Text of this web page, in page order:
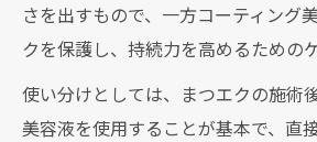
さを出すもので、一方コーティング
クを保護し、持続力を高めるための
使い分けとしては、まつエクの施術
美容液を使用することが基本で、直